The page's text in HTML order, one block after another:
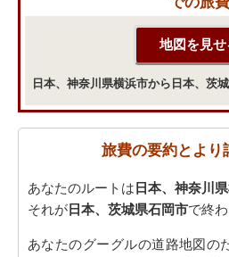
日本、神奈川県横浜市から日本、茨
旅費の要約とより
あなたのルートは 日本、神奈川
それが 日本、茨城県石岡市で終わ
あなたのグーグルの道路地図の